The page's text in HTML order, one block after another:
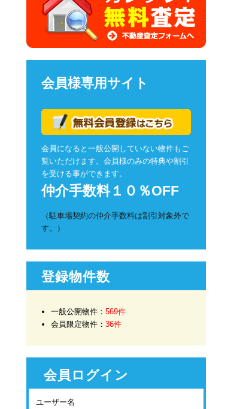
会員様専用サイト
会員になると一般公開していない物件もご
覧いただけます。会員様のみの特典や割引
を受ける事ができます。
仲介手数料１０％OFF
（駐車場契約の仲介手数料は割引対象外で
す。）
登録物件数
一般公開物件：569件
会員限定物件：36件
会員ログイン
ユーザー名